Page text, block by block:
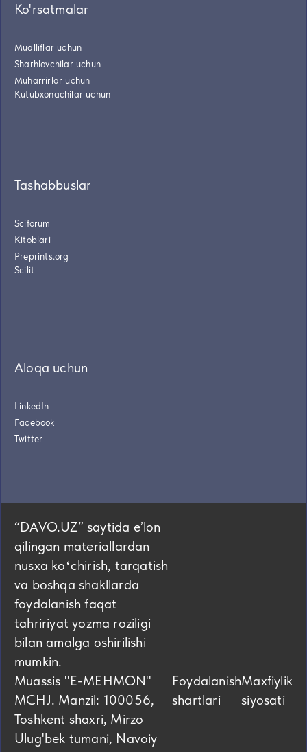
Ko'rsatmalar
Mualliflar uchun
Sharhlovchilar uchun
Muharrirlar uchun
Kutubxonachilar uchun
Tashabbuslar
Sciforum
Kitoblari
Preprints.org
Scilit
Aloqa uchun
LinkedIn
Facebook
Twitter
“DAVO.UZ” saytida eʼlon
qilingan materiallardan
nusxa koʻchirish, tarqatish
va boshqa shakllarda
foydalanish faqat
tahririyat yozma roziligi
bilan amalga oshirilishi
mumkin.
Muassis "E-MEHMON"
MCHJ. Manzil: 100056,
Toshkent shaxri, Mirzo
Ulug'bek tumani, Navoiy
Foydalanish
shartlari
Maxfiylik
siyosati